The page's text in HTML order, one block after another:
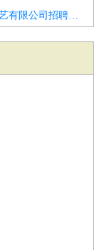
厦门灵玲演艺有限公司招聘贝壳招销售月收入8000